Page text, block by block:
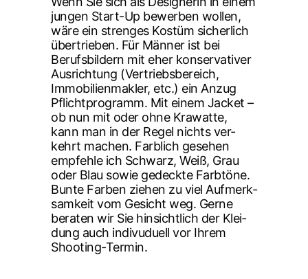
jun­gen Start-Up bewer­ben wol­len,
wäre ein stren­ges Kos­tüm sicher­lich
über­trie­ben. Für Män­ner ist bei
Berufs­bil­dern mit eher kon­ser­va­ti­ver
Aus­rich­tung (Ver­triebs­be­reich,
Immo­bi­li­en­mak­ler, etc.) ein Anzug
Pflicht­pro­gramm. Mit einem Jacket –
ob nun mit oder ohne Kra­wat­te,
kann man in der Regel nichts ver­
kehrt machen. Farb­lich gese­hen
emp­feh­le ich Schwarz, Weiß, Grau
oder Blau sowie gedeck­te Farb­tö­ne.
Bun­te Far­ben zie­hen zu viel Auf­merk­
sam­keit vom Gesicht weg. Ger­ne
bera­ten wir Sie hin­sicht­lich der Klei­
dung auch indi­vu­du­ell vor Ihrem
Shooting-Termin.